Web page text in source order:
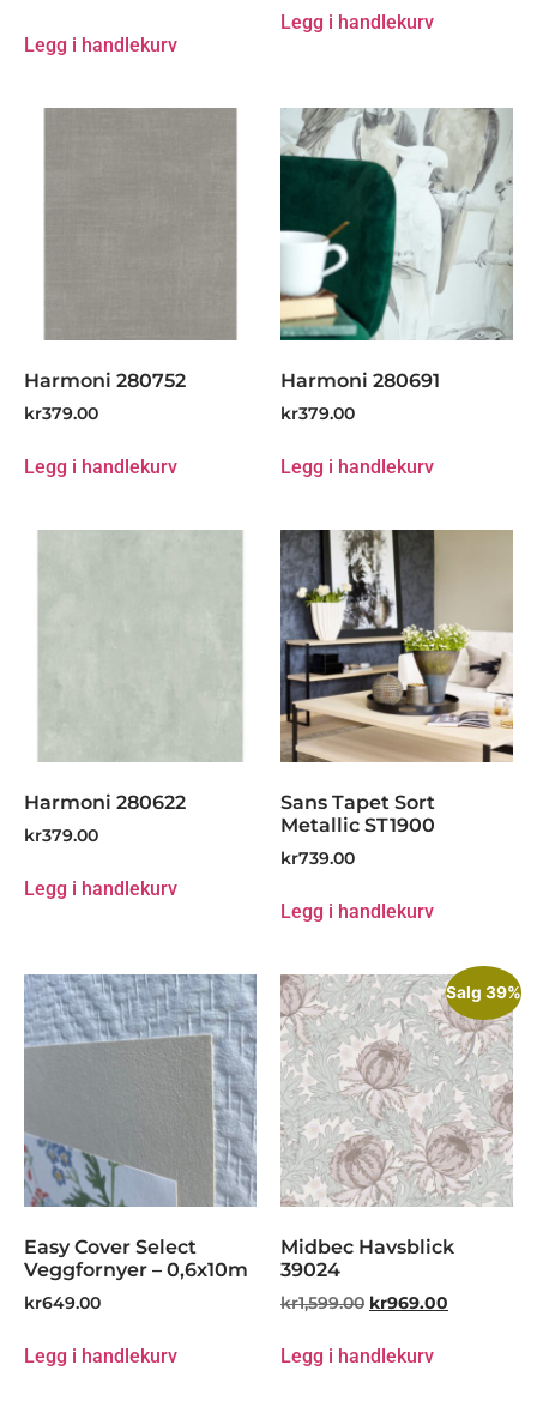
Legg i handlekurv
Legg i handlekurv
Harmoni 280752
kr379.00
Legg i handlekurv
Harmoni 280691
kr379.00
Legg i handlekurv
Harmoni 280622
kr379.00
Legg i handlekurv
Sans Tapet Sort
Metallic ST1900
kr739.00
Legg i handlekurv
Easy Cover Select
Veggfornyer – 0,6x10m
kr649.00
Legg i handlekurv
Salg 39%
Midbec Havsblick
39024
kr1,599.00 kr969.00
Legg i handlekurv